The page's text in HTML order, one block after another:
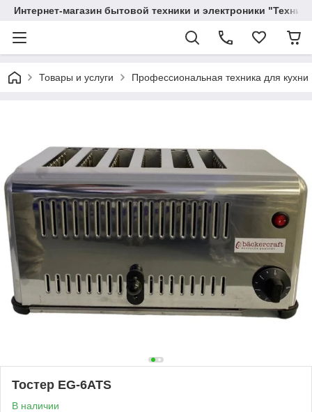
Интернет-магазин бытовой техники и электроники
Товары и услуги Профессиональная техника для кухни
Тостер EG-6ATS
В наличии